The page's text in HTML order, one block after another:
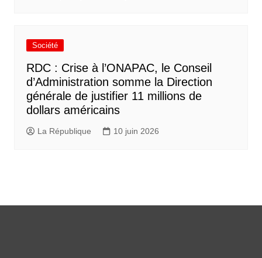
Société
RDC : Crise à l’ONAPAC, le Conseil
d’Administration somme la Direction
générale de justifier 11 millions de
dollars américains
La République 10 juin 2026